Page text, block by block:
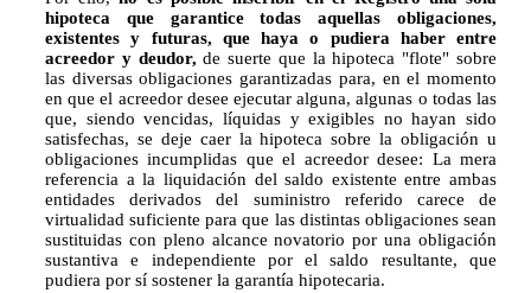
hipoteca que garantice todas aquellas obligaciones,
existentes y futuras, que haya o pudiera haber entre
acreedor y deudor,de suerte que la hipoteca "flote" sobre
las diversas obligaciones garantizadas para, en el momento
en que el acreedor desee ejecutar alguna, algunas o todas las
que, siendo vencidas, líquidas y exigibles no hayan sido
satisfechas, se deje caer la hipoteca sobre la obligación u
obligaciones incumplidas que el acreedor desee: La mera
referencia a la liquidación del saldo existente entre ambas
entidades derivados del suministro referido carece de
virtualidad suficiente para que las distintas obligaciones sean
sustituidas con pleno alcance novatorio por una obligación
sustantiva e independiente por el saldo resultante, que
pudiera por sí sostener la garantía hipotecaria.